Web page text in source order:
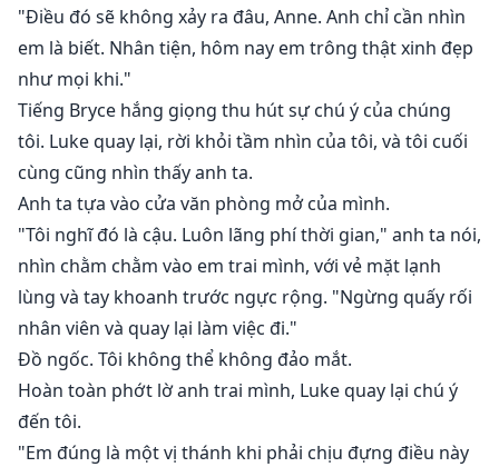
"Điều đó sẽ không xảy ra đâu, Anne. Anh chỉ cần nhìn
em là biết. Nhân tiện, hôm nay em trông thật xinh đẹp
như mọi khi."
Tiếng Bryce hắng giọng thu hút sự chú ý của chúng
tôi. Luke quay lại, rời khỏi tầm nhìn của tôi, và tôi cuối
cùng cũng nhìn thấy anh ta.
Anh ta tựa vào cửa văn phòng mở của mình.
"Tôi nghĩ đó là cậu. Luôn lãng phí thời gian," anh ta nói,
nhìn chằm chằm vào em trai mình, với vẻ mặt lạnh
lùng và tay khoanh trước ngực rộng. "Ngừng quấy rối
nhân viên và quay lại làm việc đi."
Đồ ngốc. Tôi không thể không đảo mắt.
Hoàn toàn phớt lờ anh trai mình, Luke quay lại chú ý
đến tôi.
"Em đúng là một vị thánh khi phải chịu đựng điều này